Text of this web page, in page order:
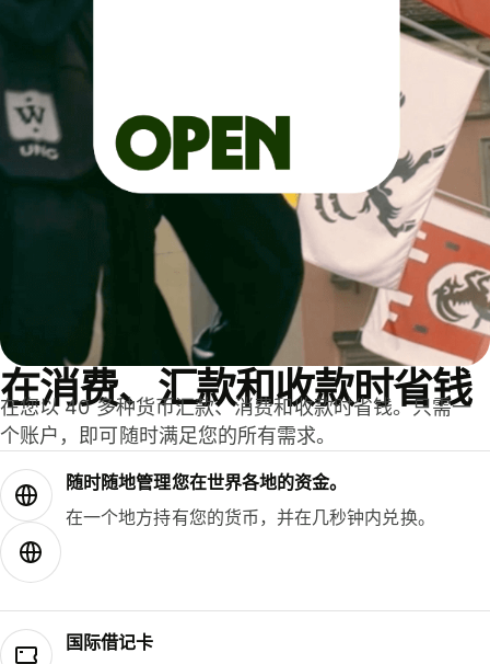
在消费、汇款和收款时省钱
在您以 40 多种货币汇款、消费和收款时省钱。只需一
个账户，即可随时满足您的所有需求。
随时随地管理您在世界各地的资金。
在一个地方持有您的货币，并在几秒钟内兑换。
国际借记卡